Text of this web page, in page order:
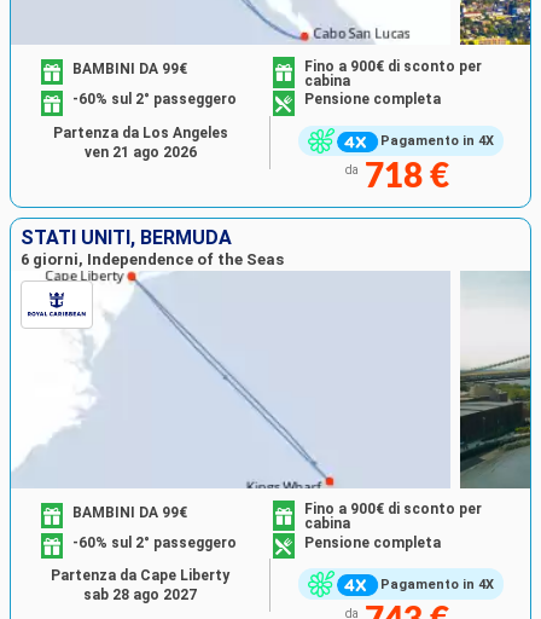
Pagamento in 4X
BAMBINI DA 99€
Fino a 900€ di sconto per
cabina
-60% sul 2° passeggero
Pensione completa
da 718 €
Partenza da Los Angeles
ven 21 ago 2026
STATI UNITI, BERMUDA
6 giorni, Independence of the Seas
Pagamento in 4X
BAMBINI DA 99€
Fino a 900€ di sconto per
cabina
-60% sul 2° passeggero
Pensione completa
da
Partenza da Cape Liberty
sab 28 ago 2027